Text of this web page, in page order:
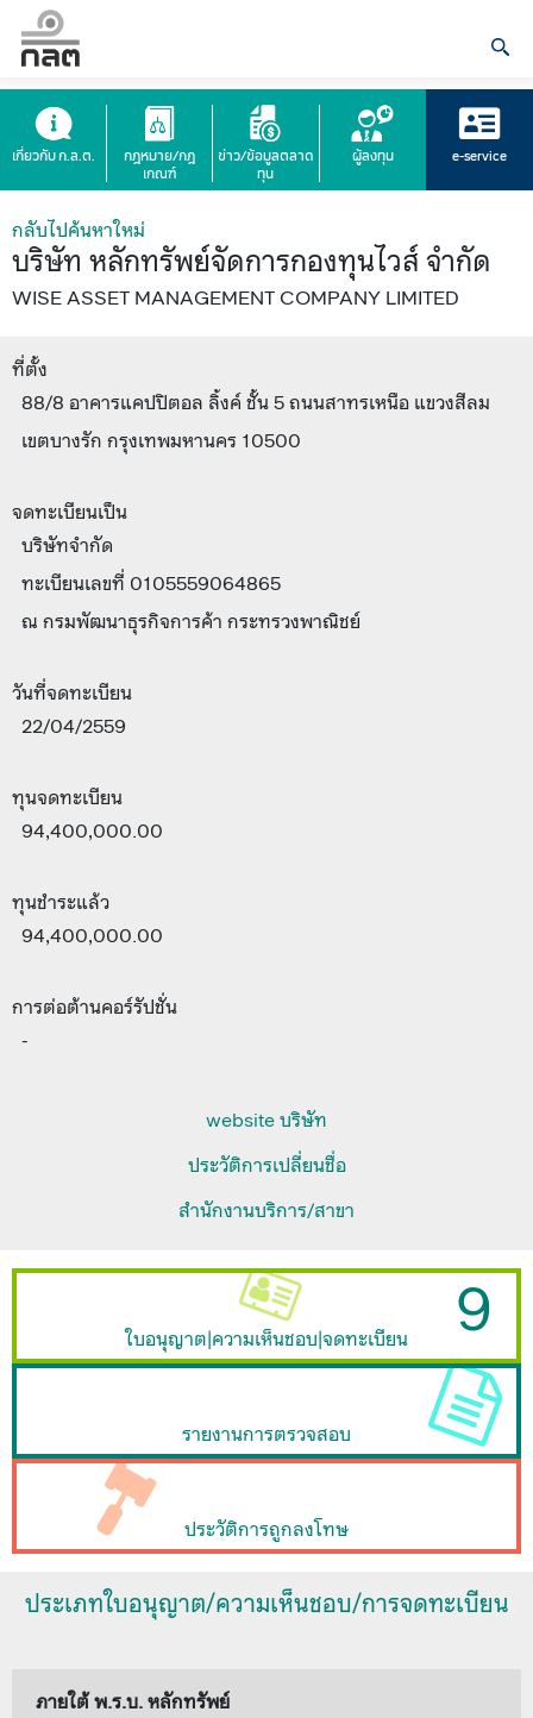
เกี่ยวกับ ก.ล.ต.
กฎหมาย/กฎ
เกณฑ์
ข่าว/ข้อมูลตลาด
ทุน
ผู้ลงทุน e-service
กลับไปค้นหาใหม่
บริษัท หลักทรัพย์จัดการกองทุนไวส์ จำกัด
WISE ASSET MANAGEMENT COMPANY LIMITED
ที่ตั้ง
88/8 อาคารแคปปิตอล ลิ้งค์ ชั้น 5 ถนนสาทรเหนือ แขวงสีลม
เขตบางรัก กรุงเทพมหานคร 10500
จดทะเบียนเป็น
บริษัทจำกัด
ทะเบียนเลขที่ 0105559064865
ณ กรมพัฒนาธุรกิจการค้า กระทรวงพาณิชย์
วันที่จดทะเบียน
22/04/2559
ทุนจดทะเบียน
94,400,000.00
ทุนชำระแล้ว
94,400,000.00
การต่อต้านคอร์รัปชั่น
-
website บริษัท
ประวัติการเปลี่ยนชื่อ
สำนักงานบริการ/สาขา
ใบอนุญาต|ความเห็นชอบ|จดทะเบียน 9
รายงานการตรวจสอบ
ประวัติการถูกลงโทษ
ประเภทใบอนุญาต/ความเห็นชอบ/การจดทะเบียน
ภายใต้ พ.ร.บ. หลักทรัพย์